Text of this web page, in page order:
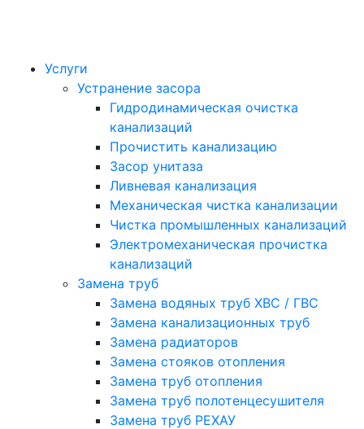
Услуги
Устранение засора
Гидродинамическая очистка
канализаций
Прочистить канализацию
Засор унитаза
Ливневая канализация
Механическая чистка канализации
Чистка промышленных канализаций
Электромеханическая прочистка
канализаций
Замена труб
Замена водяных труб ХВС / ГВС
Замена канализационных труб
Замена радиаторов
Замена стояков отопления
Замена труб отопления
Замена труб полотенцесушителя
Замена труб РЕХАУ